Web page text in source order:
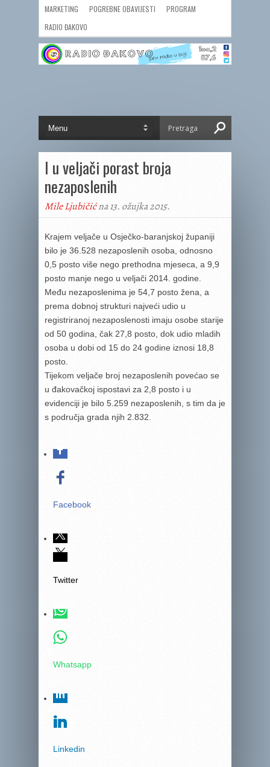
MARKETING POGREBNE OBAVIJESTI
PROGRAM
RADIO ĐAKOVO
I u veljači porast broja
nezaposlenih
Mile Ljubičićna 13. ožujka 2015.
Krajem veljače u Osječko-baranjskoj županiji
bilo je 36.528 nezaposlenih osoba, odnosno
0,5 posto više nego prethodna mjeseca, a 9,9
posto manje nego u veljači 2014. godine.
Među nezaposlenima je 54,7 posto žena, a
prema dobnoj strukturi najveći udio u
registriranoj nezaposlenosti imaju osobe starije
od 50 godina, čak 27,8 posto, dok udio mladih
osoba u dobi od 15 do 24 godine iznosi 18,8
posto.
Tijekom veljače broj nezaposlenih povećao se
u đakovačkoj ispostavi za 2,8 posto i u
evidenciji je bilo 5.259 nezaposlenih, s tim da je
s područja grada njih 2.832.
Facebook
Twitter
Whatsapp
Linkedin